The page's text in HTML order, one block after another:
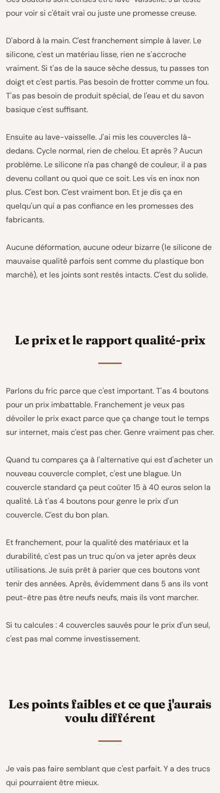
pour voir si c'était vrai ou juste une promesse creuse.
D'abord à la main. C'est franchement simple à laver. Le
silicone, c'est un matériau lisse, rien ne s'accroche
vraiment. Si t'as de la sauce sèche dessus, tu passes ton
doigt et c'est partis. Pas besoin de frotter comme un fou.
T'as pas besoin de produit spécial, de l'eau et du savon
basique c'est suffisant.
Ensuite au lave-vaisselle. J'ai mis les couvercles là-
dedans. Cycle normal, rien de chelou. Et après ? Aucun
problème. Le silicone n'a pas changé de couleur, il a pas
devenu collant ou quoi que ce soit. Les vis en inox non
plus. C'est bon. C'est vraiment bon. Et je dis ça en
quelqu'un qui a pas confiance en les promesses des
fabricants.
Aucune déformation, aucune odeur bizarre (le silicone de
mauvaise qualité parfois sent comme du plastique bon
marché), et les joints sont restés intacts. C'est du solide.
Le prix et le rapport qualité-prix
Parlons du fric parce que c'est important. T'as 4 boutons
pour un prix imbattable. Franchement je veux pas
dévoiler le prix exact parce que ça change tout le temps
sur internet, mais c'est pas cher. Genre vraiment pas cher.
Quand tu compares ça à l'alternative qui est d'acheter un
nouveau couvercle complet, c'est une blague. Un
couvercle standard ça peut coûter 15 à 40 euros selon la
qualité. Là t'as 4 boutons pour genre le prix d'un
couvercle. C'est du bon plan.
Et franchement, pour la qualité des matériaux et la
durabilité, c'est pas un truc qu'on va jeter après deux
utilisations. Je suis prêt à parier que ces boutons vont
tenir des années. Après, évidemment dans 5 ans ils vont
peut-être pas être neufs neufs, mais ils vont marcher.
Si tu calcules : 4 couvercles sauvés pour le prix d'un seul,
c'est pas mal comme investissement.
Les points faibles et ce que j'aurais
voulu différent
Je vais pas faire semblant que c'est parfait. Y a des trucs
qui pourraient être mieux.